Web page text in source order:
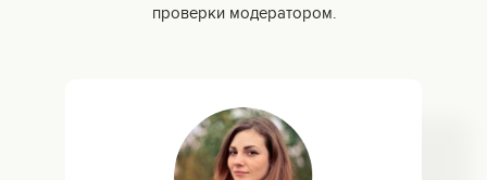
проверки модератором.